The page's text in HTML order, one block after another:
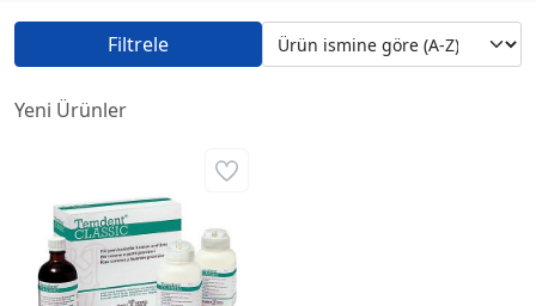
Filtrele
Yeni Ürünler